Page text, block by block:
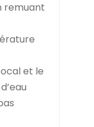
remuant
et le